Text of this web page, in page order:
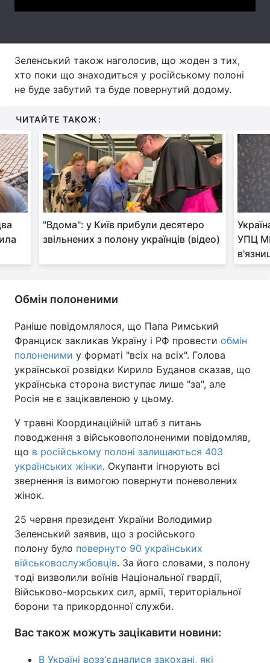
Послуги
Тема оформлення
Зеленський також наголосив, що жоден з тих,
хто поки що знаходиться у російському полоні
не буде забутий та буде повернутий додому.
ЧИТАЙТЕ ТАКОЖ:
"Вдома": у Київ прибули десятеро
звільнених з полону українців (відео)
УПЦ
Обмін полоненими
Раніше повідомлялося, що Папа Римський
Франциск закликав Україну і РФ провести обмін
полоненими у форматі "всіх на всіх". Голова
української розвідки Кирило Буданов сказав, що
українська сторона виступає лише "за", але
Росія не є зацікавленою у цьому.
У травні Координаційній штаб з питань
поводження з військовополоненими повідомляв,
що в російському полоні залишаються 403
українських жінки. Окупанти ігнорують всі
звернення із вимогою повернути поневолених
жінок.
25 червня президент України Володимир
Зеленський заявив, що з російського
полону було повернуто 90 українських
військовослужбовців. За його словами, з полону
тоді визволили воїнів Національної гвардії,
Військово-морських сил, армії, територіальної
борони та прикордонної служби.
Вас також можуть зацікавити новини:
В Україні возз'єдналися закохані, які